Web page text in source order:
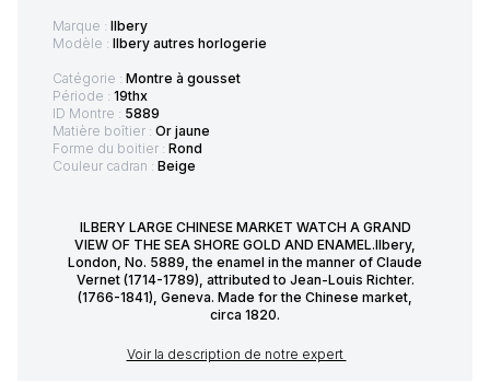
Marque : Ilbery
Modèle : Ilbery autres horlogerie
Catégorie : Montre à gousset
Période : 19thx
ID Montre : 5889
Matière boîtier : Or jaune
Forme du boitier : Rond
Couleur cadran : Beige
ILBERY LARGE CHINESE MARKET WATCH A GRAND
VIEW OF THE SEA SHORE GOLD AND ENAMEL.Ilbery,
London, No. 5889, the enamel in the manner of Claude
Vernet (1714-1789), attributed to Jean-Louis Richter.
(1766-1841), Geneva. Made for the Chinese market,
circa 1820.
Voir la description de notre expert